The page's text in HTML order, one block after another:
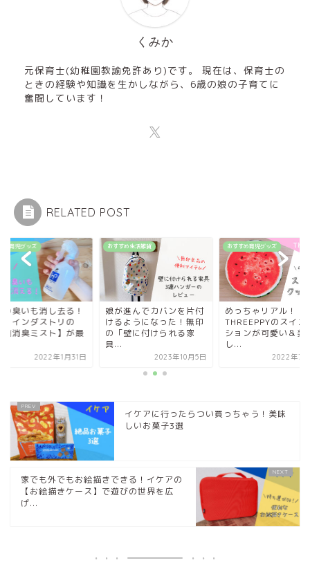
くみか
元保育士(幼稚園教諭免許あり)です。 現在は、保育士の
ときの経験や知識を生かしながら、6歳の娘の子育てに
奮闘しています！
RELATED POST
め育児グッズ
の臭いも消し去る！
・インダストリの
菌消臭ミスト】が最
2022年1月31日
おすすめ生活雑貨
娘が進んでカバンを片付
けるようになった！無印
の「壁に付けられる家
具...
2023年10月5日
おすすめ育児グッズ
めっちゃリアル！
THREEPPYのスイカ
ションが可愛い＆美
し...
2022年7
イケアに行ったらつい買っちゃう！美味
しいお菓子3選
家でも外でもお絵描きできる！イケアの
【お絵描きケース】で遊びの世界を広
げ...